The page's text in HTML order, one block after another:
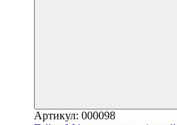
Артикул: 000098